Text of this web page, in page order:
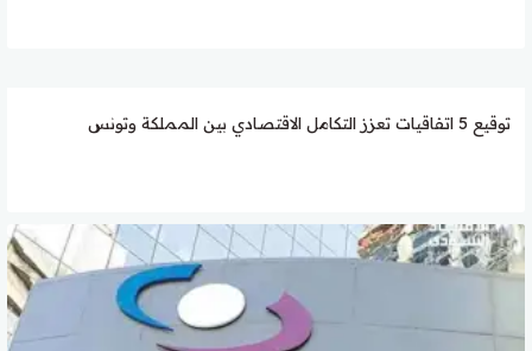
توقيع 5 اتفاقيات تعزز التكامل الاقتصادي بين المملكة وتونس